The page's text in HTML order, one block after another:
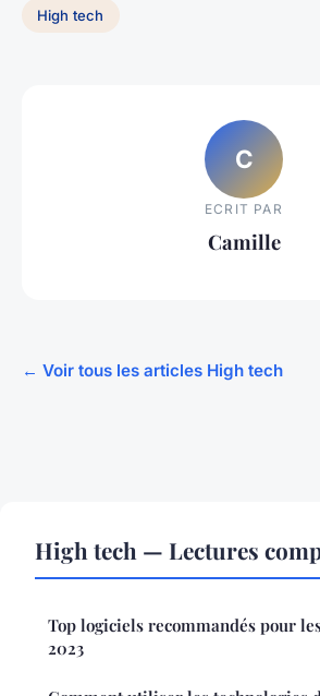
High tech
C
ECRIT PAR
Camille
← Voir tous les articles High tech
High tech — Lectures
Top logiciels recommandés pour
2023